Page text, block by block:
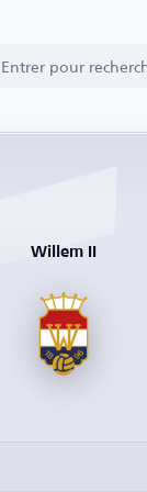
Willem II